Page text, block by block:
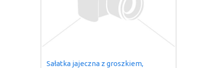
Sałatka jajeczna z groszkiem,